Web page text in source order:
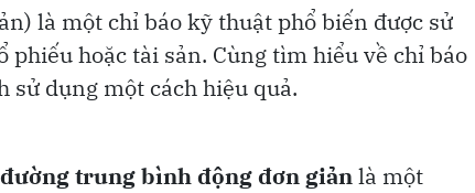
là một chỉ báo kỹ thuật phổ biến được sử
phiếu hoặc tài sản. Cùngtìm hiểu về chỉ báo
sử dụng một cách hiệu quả.
đường trung bình động đơn giảnlà một